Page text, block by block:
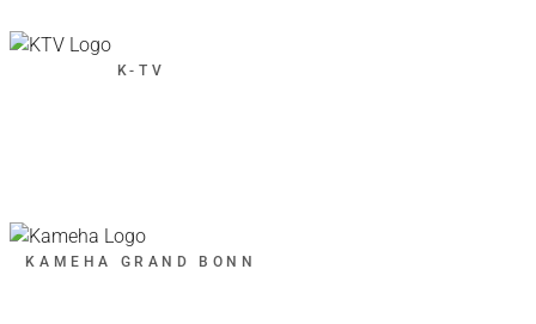
K-TV
KAMEHA GRAND BONN